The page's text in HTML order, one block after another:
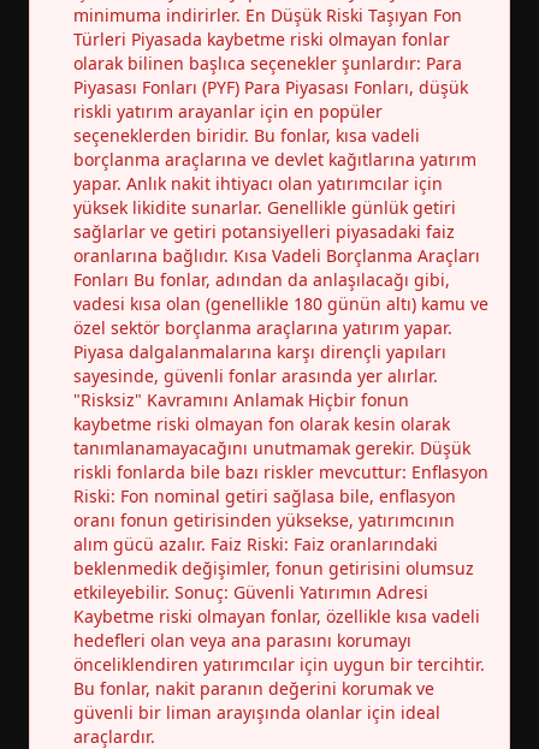
minimuma indirirler. En Düşük Riski Taşıyan Fon
Türleri Piyasada kaybetme riski olmayan fonlar
olarak bilinen başlıca seçenekler şunlardır: Para
Piyasası Fonları (PYF) Para Piyasası Fonları, düşük
riskli yatırım arayanlar için en popüler
seçeneklerden biridir. Bu fonlar, kısa vadeli
borçlanma araçlarına ve devlet kağıtlarına yatırım
yapar. Anlık nakit ihtiyacı olan yatırımcılar için
yüksek likidite sunarlar. Genellikle günlük getiri
sağlarlar ve getiri potansiyelleri piyasadaki faiz
oranlarına bağlıdır. Kısa Vadeli Borçlanma Araçları
Fonları Bu fonlar, adından da anlaşılacağı gibi,
vadesi kısa olan (genellikle 180 günün altı) kamu ve
özel sektör borçlanma araçlarına yatırım yapar.
Piyasa dalgalanmalarına karşı dirençli yapıları
sayesinde, güvenli fonlar arasında yer alırlar.
"Risksiz" Kavramını Anlamak Hiçbir fonun
kaybetme riski olmayan fon olarak kesin olarak
tanımlanamayacağını unutmamak gerekir. Düşük
riskli fonlarda bile bazı riskler mevcuttur: Enflasyon
Riski: Fon nominal getiri sağlasa bile, enflasyon
oranı fonun getirisinden yüksekse, yatırımcının
alım gücü azalır. Faiz Riski: Faiz oranlarındaki
beklenmedik değişimler, fonun getirisini olumsuz
etkileyebilir. Sonuç: Güvenli Yatırımın Adresi
Kaybetme riski olmayan fonlar, özellikle kısa vadeli
hedefleri olan veya ana parasını korumayı
önceliklendiren yatırımcılar için uygun bir tercihtir.
Bu fonlar, nakit paranın değerini korumak ve
güvenli bir liman arayışında olanlar için ideal
araçlardır.